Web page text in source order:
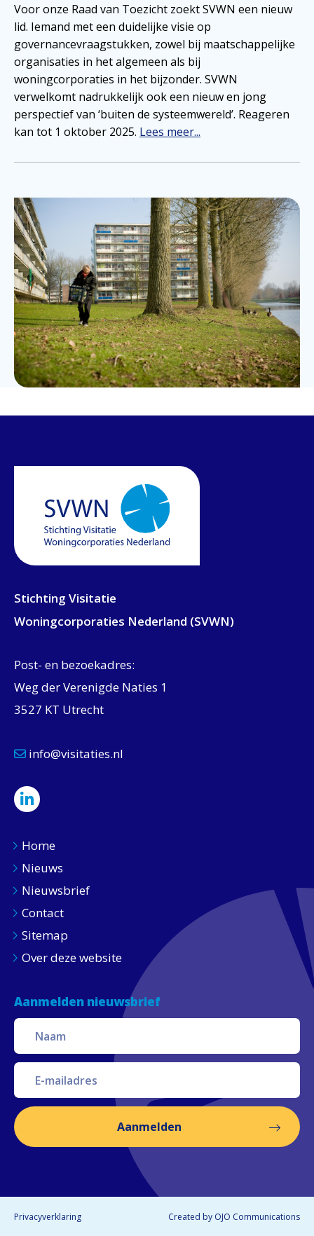
Voor onze Raad van Toezicht zoekt SVWN een nieuw
lid. Iemand met een duidelijke visie op
governancevraagstukken, zowel bij maatschappelijke
organisaties in het algemeen als bij
woningcorporaties in het bijzonder. SVWN
verwelkomt nadrukkelijk ook een nieuw en jong
perspectief van ‘buiten de systeemwereld’. Reageren
kan tot 1 oktober 2025. Lees meer...
Stichting Visitatie
Woningcorporaties Nederland (SVWN)
Post- en bezoekadres:
Weg der Verenigde Naties 1
3527 KT Utrecht
info@visitaties.nl
Home
Nieuws
Nieuwsbrief
Contact
Sitemap
Over deze website
Aanmelden nieuwsbrief
Aanmelden
Privacyverklaring Created by OJO Communications